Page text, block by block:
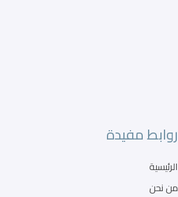
روابط مفيدة
الرئيسية
من نحن